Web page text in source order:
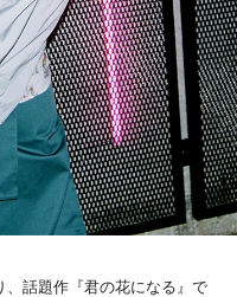
話題作『君の花になる』で